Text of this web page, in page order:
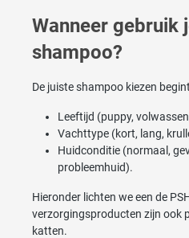
Wanneer gebruik
shampoo?
De juiste shampoo kiezen
Leeftijd (puppy,
Vachttype (kort, lang,
Huidconditie (normaal,
probleemhuid).
Hieronder lichten we een de
verzorgingsproducten zijn ook
katten.